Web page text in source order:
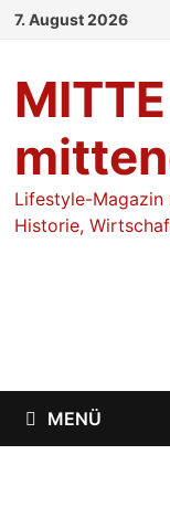
Zum
7. August 2026
Lifestyle-Magazin
Historie,
MENÜ